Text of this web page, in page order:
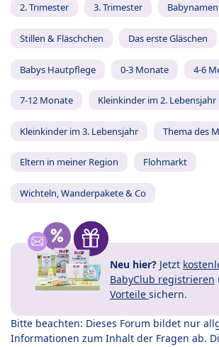
2. Trimester 3. Trimester Babynamen
Stillen & Fläschchen Das erste Gläschen
Babys Hautpflege 0-3 Monate 4-6
7-12 Monate Kleinkinder im 2. Lebensjahr
Kleinkinder im 3. Lebensjahr Thema des
Eltern in meiner Region Flohmarkt
Wichteln, Wanderpakete & Co
Neu hier? Jetzt
BabyClub registrieren
Vorteile sichern.
Bitte beachten: Dieses Forum bildet nur
Informationen zum Inhalt der Fragen ab.